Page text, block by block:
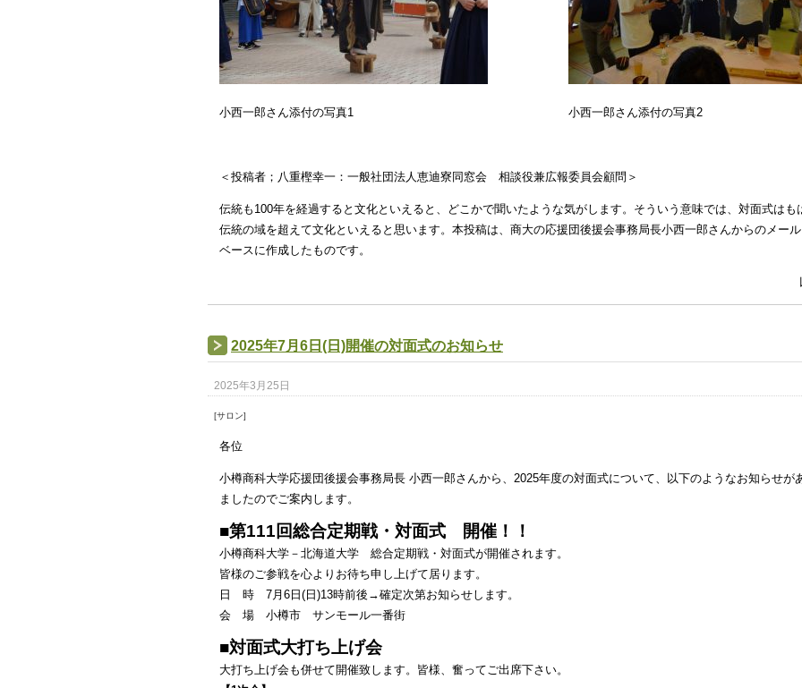
小西一郎さん添付の写真2
小西一郎さん添付の写真1
＜投稿者；八重樫幸一：一般社団法人恵迪寮同窓会 相談役兼広報委員会顧問＞
伝統も100年を経過すると文化といえると、どこかで聞いたような気がします。そういう意味では、対面式はも
伝統の域を超えて文化といえると思います。本投稿は、商大の応援団後援会事務局長小西一郎さんからのメー
ベースに作成したものです。
2025年7月6日(日)開催の対面式のお知らせ
2025年3月25日
[サロン]
各位
小樽商科大学応援団後援会事務局長 小西一郎さんから、2025年度の対面式について、以下のようなお知らせが
ましたのでご案内します。
■第111回総合定期戦・対面式 開催！！
小樽商科大学－北海道大学 総合定期戦・対面式が開催されます。
皆様のご参戦を心よりお待ち申し上げて居ります。
日 時 7月6日(日)13時前後→確定次第お知らせします。
会 場 小樽市 サンモール一番街
■対面式大打ち上げ会
大打ち上げ会も併せて開催致します。皆様、奮ってご出席下さい。